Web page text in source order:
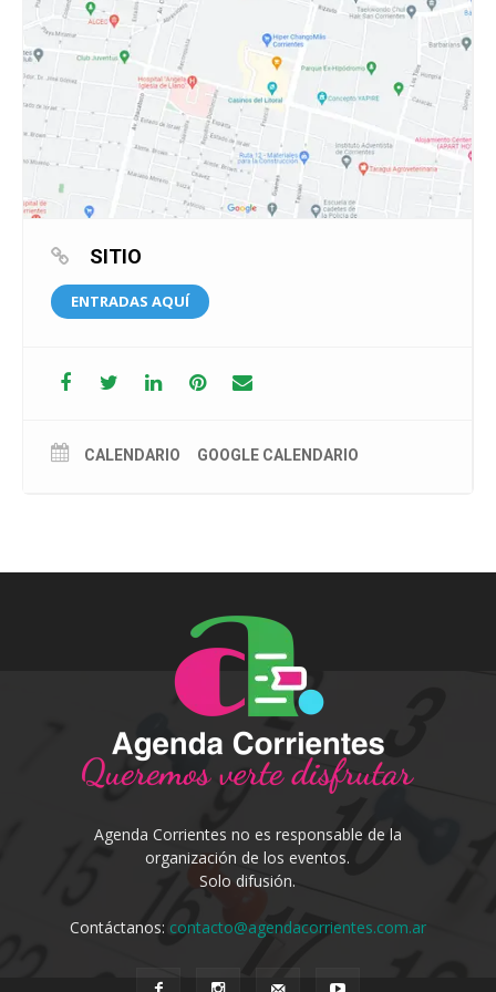
SITIO
ENTRADAS AQUÍ
CALENDARIO GOOGLE CALENDARIO
Agenda Corrientes no es responsable de la
organización de los eventos.
Solo difusión.
Contáctanos: contacto@agendacorrientes.com.ar